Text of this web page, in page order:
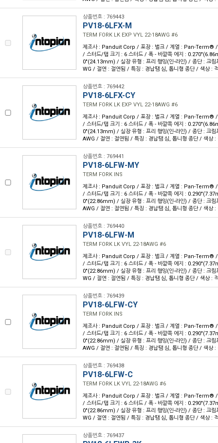
상품번호 : 769443
PV18-6LFX-M
TERM FORK LK EXP VYL 22-18AWG #6
제조사 : Panduit Corp / 포장 : 벌크 / 계열 : Pan-Term® /
/ 스터드/탭 크기 : 6 스터드 / 폭 - 바깥쪽 에지 :
0"(24.13mm) / 실장 유형 : 프리 행잉(인-라인) / 종단 : 크림
WG / 절연 : 절연됨 / 특징 : 경납땜 심, 톱니형 종단 / 색상 :
상품번호 : 769442
PV18-6LFX-CY
TERM FORK LK EXP VYL 22-18AWG #6
제조사 : Panduit Corp / 포장 : 벌크 / 계열 : Pan-Term® /
/ 스터드/탭 크기 : 6 스터드 / 폭 - 바깥쪽 에지 :
0"(24.13mm) / 실장 유형 : 프리 행잉(인-라인) / 종단 : 크림
AWG / 절연 : 절연됨 / 특징 : 경납땜 심, 톱니형 종단 / 색상 :
상품번호 : 769441
PV18-6LFW-MY
TERM FORK INS
제조사 : Panduit Corp / 포장 : 벌크 / 계열 : Pan-Term® /
/ 스터드/탭 크기 : 6 스터드 / 폭 - 바깥쪽 에지 :
0"(22.86mm) / 실장 유형 : 프리 행잉(인-라인) / 종단 : 크림
AWG / 절연 : 절연됨 / 특징 : 경납땜 심, 톱니형 종단 / 색상 :
상품번호 : 769440
PV18-6LFW-M
TERM FORK LK VYL 22-18AWG #6
제조사 : Panduit Corp / 포장 : 벌크 / 계열 : Pan-Term® /
/ 스터드/탭 크기 : 6 스터드 / 폭 - 바깥쪽 에지 :
0"(22.86mm) / 실장 유형 : 프리 행잉(인-라인) / 종단 : 크림
WG / 절연 : 절연됨 / 특징 : 경납땜 심, 톱니형 종단 / 색상 :
상품번호 : 769439
PV18-6LFW-CY
TERM FORK INS
제조사 : Panduit Corp / 포장 : 벌크 / 계열 : Pan-Term® /
/ 스터드/탭 크기 : 6 스터드 / 폭 - 바깥쪽 에지 :
0"(22.86mm) / 실장 유형 : 프리 행잉(인-라인) / 종단 : 크림
AWG / 절연 : 절연됨 / 특징 : 경납땜 심, 톱니형 종단 / 색상 :
상품번호 : 769438
PV18-6LFW-C
TERM FORK LK VYL 22-18AWG #6
제조사 : Panduit Corp / 포장 : 벌크 / 계열 : Pan-Term® /
/ 스터드/탭 크기 : 6 스터드 / 폭 - 바깥쪽 에지 :
0"(22.86mm) / 실장 유형 : 프리 행잉(인-라인) / 종단 : 크림
WG / 절연 : 절연됨 / 특징 : 경납땜 심, 톱니형 종단 / 색상 :
상품번호 : 769437